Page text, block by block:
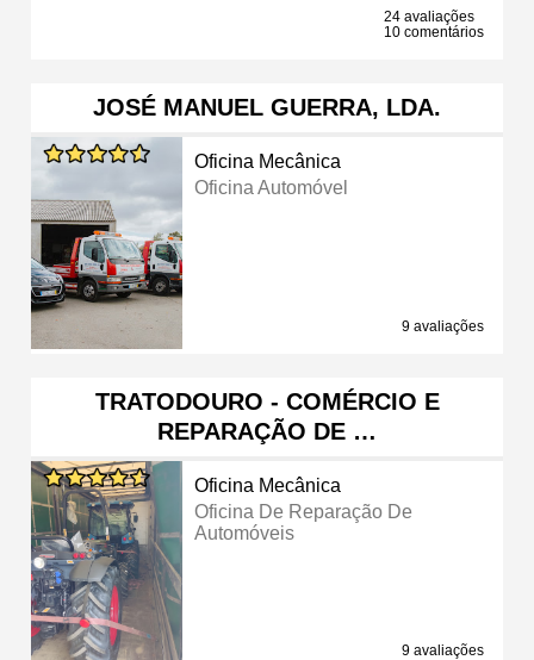
24 avaliações
10 comentários
JOSÉ MANUEL GUERRA, LDA.
Oficina Mecânica
Oficina Automóvel
9 avaliações
TRATODOURO - COMÉRCIO E
REPARAÇÃO DE …
Oficina Mecânica
Oficina De Reparação De
Automóveis
9 avaliações